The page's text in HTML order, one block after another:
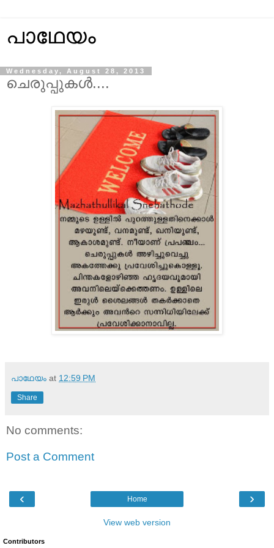
പാഥേയം
Wednesday, August 28, 2013
ചെരുപ്പുകള്‍....
പാഥേയം at 12:59 PM
Share
No comments:
Post a Comment
‹ ›
Home
View web version
Contributors